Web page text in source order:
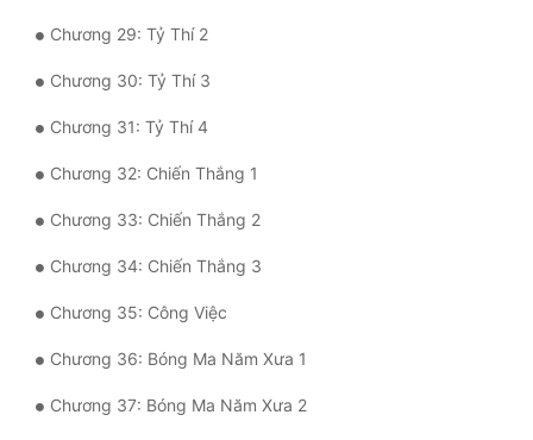
Cẩu Đạo Trường Sinh
Ngự Thú
Truyện Nam
Truyện Nữ
Xây Dựng Thế Lực
Chương 29: Tỷ Thí 2
Chương 30: Tỷ Thí 3
Chương 31: Tỷ Thí 4
Chương 32: Chiến Thắng 1
Chương 33: Chiến Thắng 2
Chương 34: Chiến Thắng 3
Chương 35: Công Việc
Chương 36: Bóng Ma Năm Xưa 1
Chương 37: Bóng Ma Năm Xưa 2